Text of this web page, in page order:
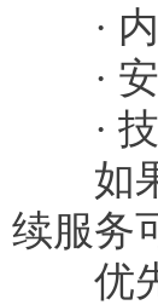
· 内
· 安
· 技
如果
续服务
优先